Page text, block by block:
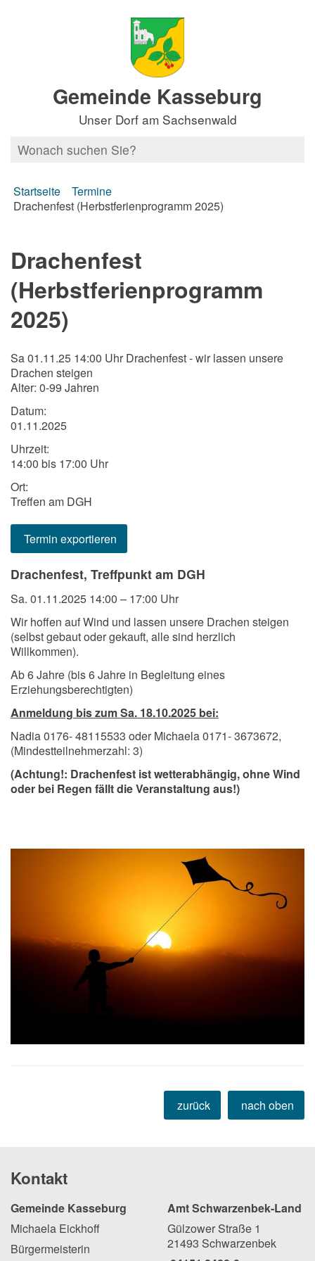
Gemeinde Kasseburg
Unser Dorf am Sachsenwald
Startseite
Termine
Drachenfest (Herbstferienprogramm 2025)
Drachenfest
(Herbstferienprogramm
2025)
Sa 01.11.25 14:00 Uhr Drachenfest - wir lassen unsere
Drachen steigen
Alter: 0-99 Jahren
Datum:
01.11.2025
Uhrzeit:
14:00 bis 17:00 Uhr
Ort:
Treffen am DGH
Termin exportieren
Drachenfest, Treffpunkt am DGH
Sa. 01.11.2025 14:00 – 17:00 Uhr
Wir hoffen auf Wind und lassen unsere Drachen steigen
(selbst gebaut oder gekauft, alle sind herzlich
Willkommen).
Ab 6 Jahre (bis 6 Jahre in Begleitung eines
Erziehungsberechtigten)
Anmeldung bis zum Sa. 18.10.2025 bei:
Nadia 0176- 48115533 oder Michaela 0171- 3673672,
(Mindestteilnehmerzahl: 3)
(Achtung!: Drachenfest ist wetterabhängig, ohne Wind
oder bei Regen fällt die Veranstaltung aus!)
zurück nach oben
Kontakt
Gemeinde Kasseburg
Michaela Eickhoff
Bürgermeisterin
Amt Schwarzenbek-Land
Gülzower Straße 1
21493 Schwarzenbek